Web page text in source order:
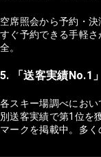
空席照会から予約・
すぐ予約できる手軽
全。
5. 「送客実績No.1
各スキー場調べにお
別送客実績で第1位を
マークを掲載中。多く